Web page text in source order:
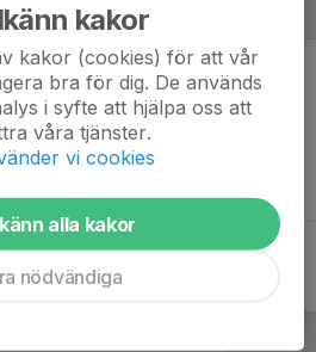
referat skrivet
kakor
kakor (cookies) för att vår
bra för dig. De används
i syfte att hjälpa oss att
våra tjänster.
vi cookies
alla kakor
nödvändiga